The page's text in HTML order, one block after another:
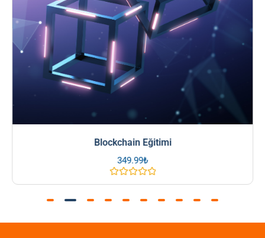
Blockchain Eğitimi
349.99₺
5
0